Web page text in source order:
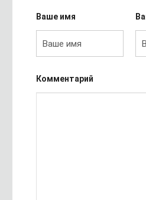
Ваше имя
Комментарий